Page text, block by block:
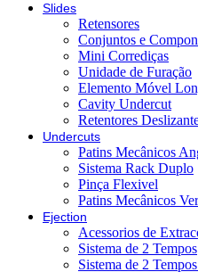
Slides
Retensores
Conjuntos e
Mini Corrediças
Unidade de Furação
Elemento Móvel
Cavity Undercut
Retentores
Undercuts
Patins Mecânicos
Sistema Rack Duplo
Pinça Flexivel
Patins Mecânicos
Ejection
Acessorios de
Sistema de 2 Tempos
Sistema de 2